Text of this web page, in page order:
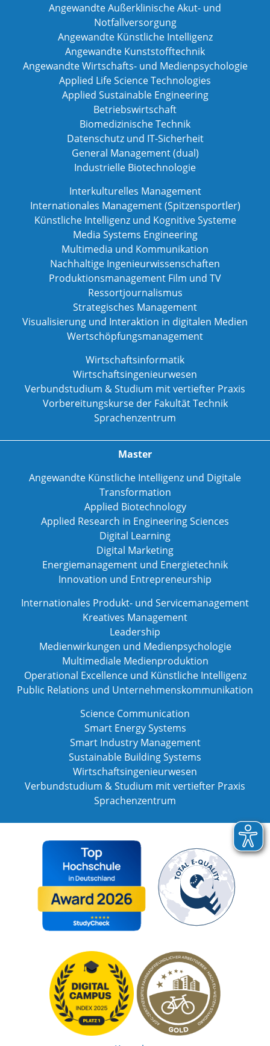
Angewandte Außerklinische Akut- und
Notfallversorgung
Angewandte Künstliche Intelligenz
Angewandte Kunststofftechnik
Angewandte Wirtschafts- und Medienpsychologie
Applied Life Science Technologies
Applied Sustainable Engineering
Betriebswirtschaft
Biomedizinische Technik
Datenschutz und IT-Sicherheit
General Management (dual)
Industrielle Biotechnologie
Interkulturelles Management
Internationales Management (Spitzensportler)
Künstliche Intelligenz und Kognitive Systeme
Media Systems Engineering
Multimedia und Kommunikation
Nachhaltige Ingenieurwissenschaften
Produktionsmanagement Film und TV
Ressortjournalismus
Strategisches Management
Visualisierung und Interaktion in digitalen Medien
Wertschöpfungsmanagement
Wirtschaftsinformatik
Wirtschaftsingenieurwesen
Verbundstudium & Studium mit vertiefter Praxis
Vorbereitungskurse der Fakultät Technik
Sprachenzentrum
Master
Angewandte Künstliche Intelligenz und Digitale
Transformation
Applied Biotechnology
Applied Research in Engineering Sciences
Digital Learning
Digital Marketing
Energiemanagement und Energietechnik
Innovation und Entrepreneurship
Internationales Produkt- und Servicemanagement
Kreatives Management
Leadership
Medienwirkungen und Medienpsychologie
Multimediale Medienproduktion
Operational Excellence und Künstliche Intelligenz
Public Relations und Unternehmenskommunikation
Science Communication
Smart Energy Systems
Smart Industry Management
Sustainable Building Systems
Wirtschaftsingenieurwesen
Verbundstudium & Studium mit vertiefter Praxis
Sprachenzentrum